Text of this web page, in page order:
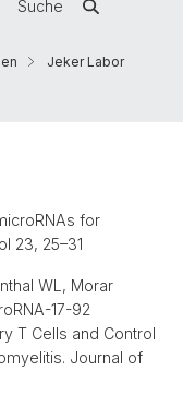
Suche
Jeker Labor
for
23, 25–31
WL, Morar
17-92
T Cells and Control
Journal of